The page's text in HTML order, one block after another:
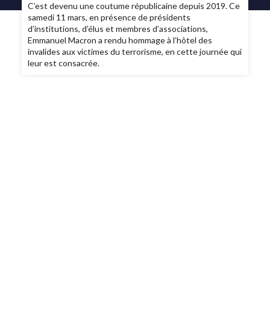
C’est devenu une coutume républicaine depuis 2019. Ce
samedi 11 mars, en présence de présidents
d’institutions, d’élus et membres d’associations,
Emmanuel Macron a rendu hommage à l’hôtel des
invalides aux victimes du terrorisme, en cette journée qui
leur est consacrée.